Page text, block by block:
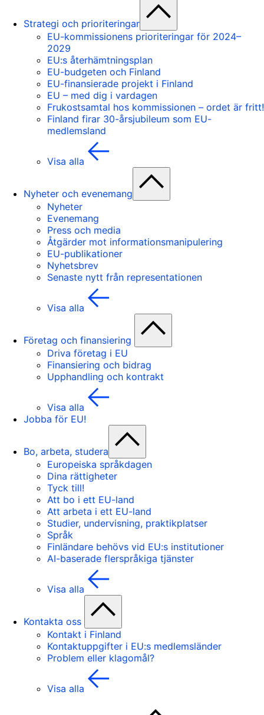
Strategi och prioriteringar
EU-kommissionens prioriteringar för 2024–
2029
EU:s återhämtningsplan
EU-budgeten och Finland
EU-finansierade projekt i Finland
EU – med dig i vardagen
Frukostsamtal hos kommissionen – ordet är fritt!
Finland firar 30-årsjubileum som EU-
medlemsland
Visa alla
Nyheter och evenemang
Nyheter
Evenemang
Press och media
Åtgärder mot informationsmanipulering
EU-publikationer
Nyhetsbrev
Senaste nytt från representationen
Visa alla
Företag och finansiering
Driva företag i EU
Finansiering och bidrag
Upphandling och kontrakt
Visa alla
Jobba för EU!
Bo, arbeta, studera
Europeiska språkdagen
Dina rättigheter
Tyck till!
Att bo i ett EU-land
Att arbeta i ett EU-land
Studier, undervisning, praktikplatser
Språk
Finländare behövs vid EU:s institutioner
AI-baserade flerspråkiga tjänster
Visa alla
Kontakta oss
Kontakt i Finland
Kontaktuppgifter i EU:s medlemsländer
Problem eller klagomål?
Visa alla